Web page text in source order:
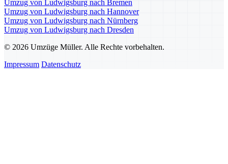
Umzug von Ludwigsburg nach Bremen
Umzug von Ludwigsburg nach Hannover
Umzug von Ludwigsburg nach Nürnberg
Umzug von Ludwigsburg nach Dresden
© 2026 Umzüge Müller. Alle Rechte vorbehalten.
Impressum Datenschutz